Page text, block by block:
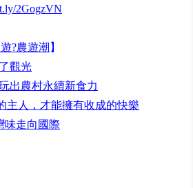
2GogzVN
?農遊潮 】
觀光
出農村永續新食力
主人，才能擁有收成的快樂
走向國際